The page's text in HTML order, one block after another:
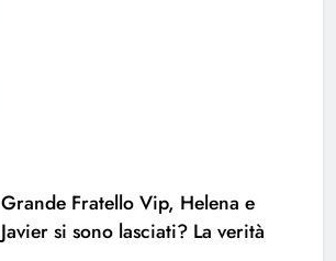
Grande Fratello Vip, Helena e
Javier si sono lasciati? La verità